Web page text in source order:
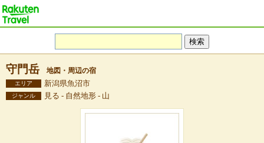
守門岳 地図・周辺の宿
エリア 新潟県魚沼市
ジャンル 見る - 自然地形 - 山